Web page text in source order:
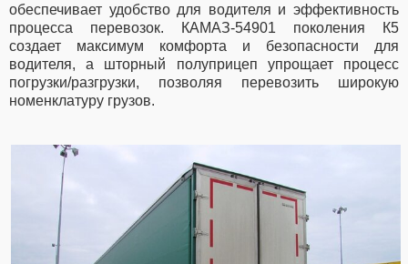
обеспечивает удобство для водителя и эффективность
процесса перевозок. КАМАЗ-54901 поколения К5
создает максимум комфорта и безопасности для
водителя, а шторный полуприцеп упрощает процесс
погрузки/разгрузки, позволяя перевозить широкую
номенклатуру грузов.